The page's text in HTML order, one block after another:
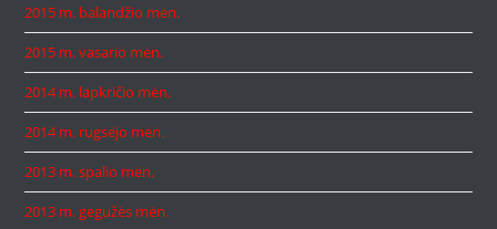
2015 m. balandžio mėn.
2015 m. vasario mėn.
2014 m. lapkričio mėn.
2014 m. rugsėjo mėn.
2013 m. spalio mėn.
2013 m. gegužės mėn.